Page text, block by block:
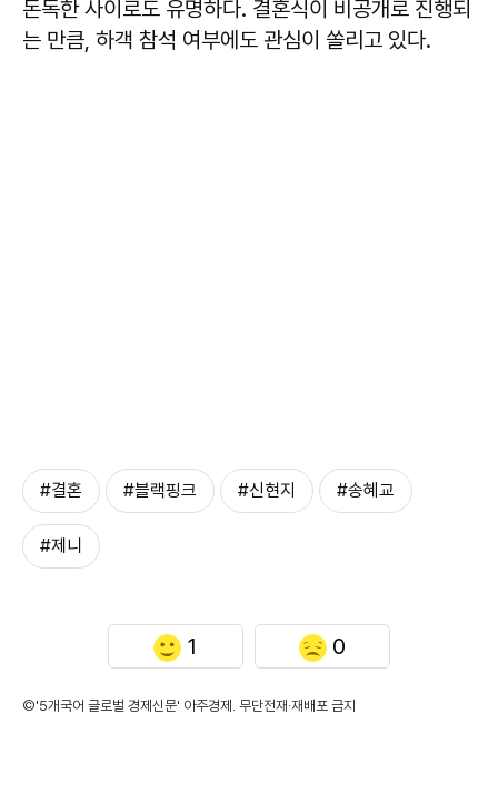
돈독한 사이로도 유명하다. 결혼식이 비공개로 진행되
는 만큼, 하객 참석 여부에도 관심이 쏠리고 있다.
#결혼 #블랙핑크 #신현지 #송혜교
#제니
1 0
©'5개국어 글로벌 경제신문' 아주경제. 무단전재·재배포 금지